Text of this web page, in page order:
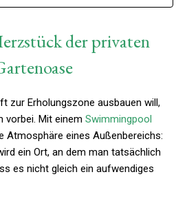
der privaten
zur Erholungszone ausbauen will,
vorbei. Mit einem Swimmingpool
Atmosphäre eines Außenbereichs:
ein Ort, an dem man tatsächlich
es nicht gleich ein aufwendiges